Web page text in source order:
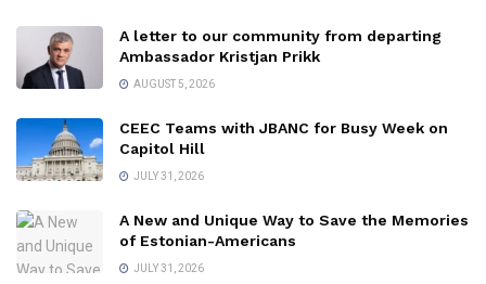
A letter to our community from departing
Ambassador Kristjan Prikk
AUGUST 5, 2026
CEEC Teams with JBANC for Busy Week on
Capitol Hill
JULY 31, 2026
A New and Unique Way to Save the Memories
of Estonian-Americans
JULY 31, 2026